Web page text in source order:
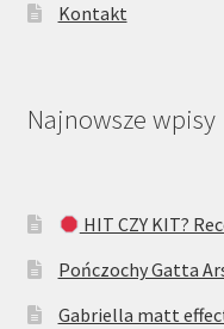
Kontakt
Najnowsze wpisy
HIT CZY KIT?
Pończochy Gatta
Gabriella matt